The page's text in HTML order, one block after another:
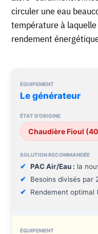
circuler une eau
température à
rendement
Le générateur
Chaudière Fioul
PAC Air/Eau : la
Besoins divisés par
Rendement optimal